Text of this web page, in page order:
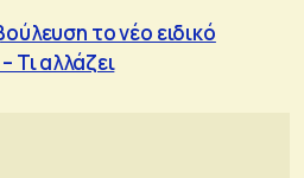
το νέο ειδικό
Τι αλλάζει